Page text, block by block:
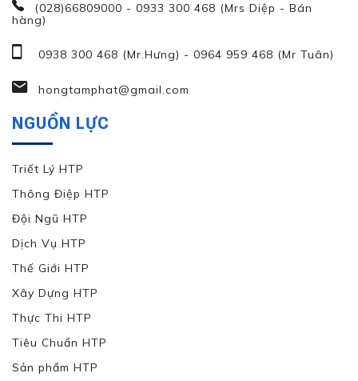
(028)66809000 - 0933 300 468 (Mrs Diệp - Bán
hàng)
0938 300 468 (Mr.Hưng) - 0964 959 468 (Mr Tuân)
hongtamphat@gmail.com
NGUỒN LỰC
Triết Lý HTP
Thông Điệp HTP
Đội Ngũ HTP
Dịch Vụ HTP
Thế Giới HTP
Xây Dựng HTP
Thực Thi HTP
Tiêu Chuẩn HTP
Sản phẩm HTP